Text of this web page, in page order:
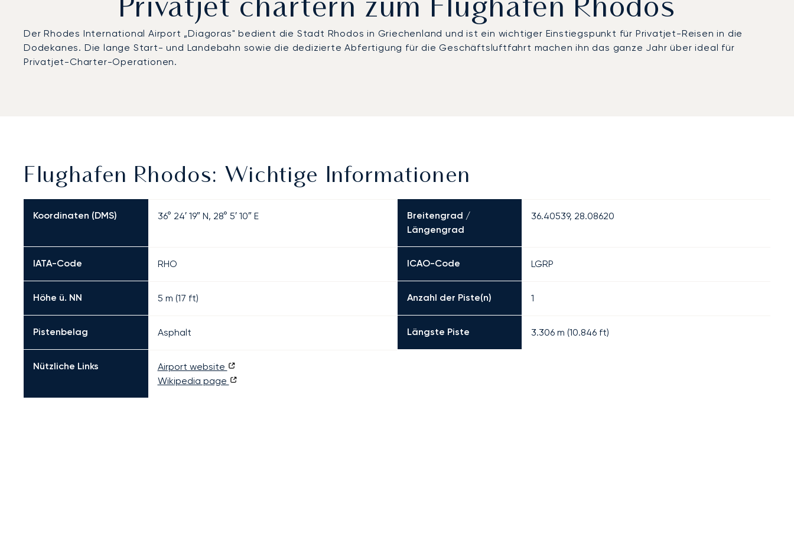
Privatjet chartern zum Flughafen Rhodos
Der Rhodes International Airport „Diagoras" bedient die Stadt Rhodos in Griechenland und ist ein wichtiger Einstiegspunkt für Privatjet-Reisen in die
Dodekanes. Die lange Start- und Landebahn sowie die dedizierte Abfertigung für die Geschäftsluftfahrt machen ihn das ganze Jahr über ideal für
Privatjet-Charter-Operationen.
Flughafen Rhodos: Wichtige Informationen
Koordinaten (DMS) 36° 24′ 19″ N, 28° 5′ 10″ E
Breitengrad /
Längengrad
36.40539, 28.08620
IATA-Code RHO ICAO-Code LGRP
Höhe ü. NN 5 m (17 ft) Anzahl der Piste(n) 1
Pistenbelag Asphalt Längste Piste 3.306 m (10.846 ft)
Nützliche Links
Airport website
Wikipedia page